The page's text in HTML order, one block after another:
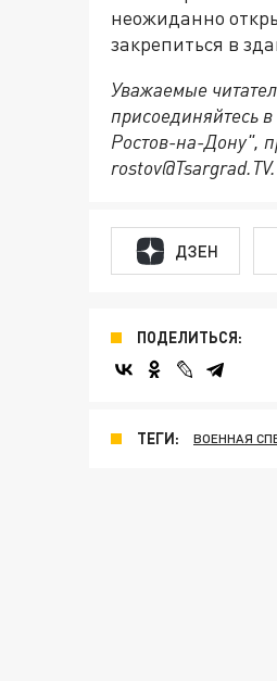
неожиданно
закрепиться в
Уважаемые
присоединяйтесь в
Ростов-на-Дону",
rostov@Tsargrad.ТV.
ДЗЕН
ПОДЕЛИТЬСЯ:
ТЕГИ: ВОЕННАЯ